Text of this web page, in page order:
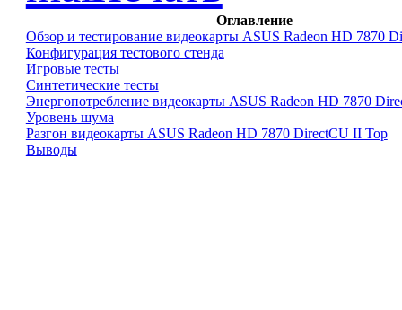
Оглавление
Обзор и тестирование видеокарты ASUS Radeon HD 7870
Конфигурация тестового стенда
Игровые тесты
Синтетические тесты
Энергопотребление видеокарты ASUS Radeon HD 7870
Уровень шума
Разгон видеокарты ASUS Radeon HD 7870 DirectCU II Top
Выводы